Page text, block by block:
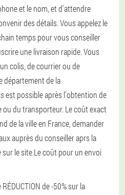
et le nom, et d'attendre
des détails. Vous appelez le
temps pour vous conseiller
une livraison rapide. Vous
colis, de courrier ou de
département de la
est possible après l'obtention de
du transporteur. Le coût exact
de la ville en France, demander
auprès du conseiller aprs la
le site.Le coût pour un envoi
de -50% sur la